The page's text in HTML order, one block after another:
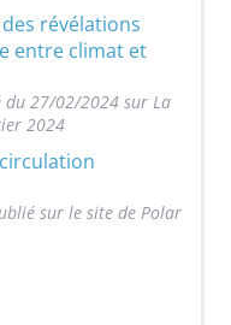
révélations
entre climat et
du 27/02/2024 sur La
2024
sur le site de Polar